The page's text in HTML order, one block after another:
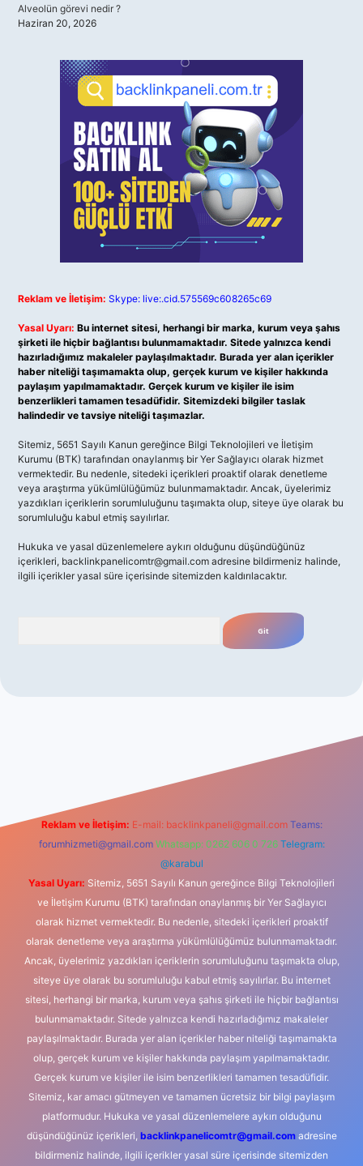
Alveolün görevi nedir ?
Haziran 20, 2026
Reklam ve İletişim: Skype: live:.cid.575569c608265c69
Yasal Uyarı: Bu internet sitesi, herhangi bir marka, kurum veya şahıs
şirketi ile hiçbir bağlantısı bulunmamaktadır. Sitede yalnızca kendi
hazırladığımız makaleler paylaşılmaktadır. Burada yer alan içerikler
haber niteliği taşımamakta olup, gerçek kurum ve kişiler hakkında
paylaşım yapılmamaktadır. Gerçek kurum ve kişiler ile isim
benzerlikleri tamamen tesadüfidir. Sitemizdeki bilgiler taslak
halindedir ve tavsiye niteliği taşımazlar.
Sitemiz, 5651 Sayılı Kanun gereğince Bilgi Teknolojileri ve İletişim
Kurumu (BTK) tarafından onaylanmış bir Yer Sağlayıcı olarak hizmet
vermektedir. Bu nedenle, sitedeki içerikleri proaktif olarak denetleme
veya araştırma yükümlülüğümüz bulunmamaktadır. Ancak, üyelerimiz
yazdıkları içeriklerin sorumluluğunu taşımakta olup, siteye üye olarak bu
sorumluluğu kabul etmiş sayılırlar.
Hukuka ve yasal düzenlemelere aykırı olduğunu düşündüğünüz
içerikleri, backlinkpanelicomtr@gmail.com adresine bildirmeniz halinde,
ilgili içerikler yasal süre içerisinde sitemizden kaldırılacaktır.
Reklam ve İletişim: E-mail: backlinkpaneli@gmail.com Teams:
forumhizmeti@gmail.com Whatsapp: 0262 606 0 726 Telegram:
@karabul
Yasal Uyarı: Sitemiz, 5651 Sayılı Kanun gereğince Bilgi Teknolojileri
ve İletişim Kurumu (BTK) tarafından onaylanmış bir Yer Sağlayıcı
olarak hizmet vermektedir. Bu nedenle, sitedeki içerikleri proaktif
olarak denetleme veya araştırma yükümlülüğümüz bulunmamaktadır.
Ancak, üyelerimiz yazdıkları içeriklerin sorumluluğunu taşımakta olup,
siteye üye olarak bu sorumluluğu kabul etmiş sayılırlar. Bu internet
sitesi, herhangi bir marka, kurum veya şahıs şirketi ile hiçbir bağlantısı
bulunmamaktadır. Sitede yalnızca kendi hazırladığımız makaleler
paylaşılmaktadır. Burada yer alan içerikler haber niteliği taşımamakta
olup, gerçek kurum ve kişiler hakkında paylaşım yapılmamaktadır.
Gerçek kurum ve kişiler ile isim benzerlikleri tamamen tesadüfidir.
Sitemiz, kar amacı gütmeyen ve tamamen ücretsiz bir bilgi paylaşım
platformudur. Hukuka ve yasal düzenlemelere aykırı olduğunu
düşündüğünüz içerikleri, backlinkpanelicomtr@gmail.comadresine
bildirmeniz halinde, ilgili içerikler yasal süre içerisinde sitemizden